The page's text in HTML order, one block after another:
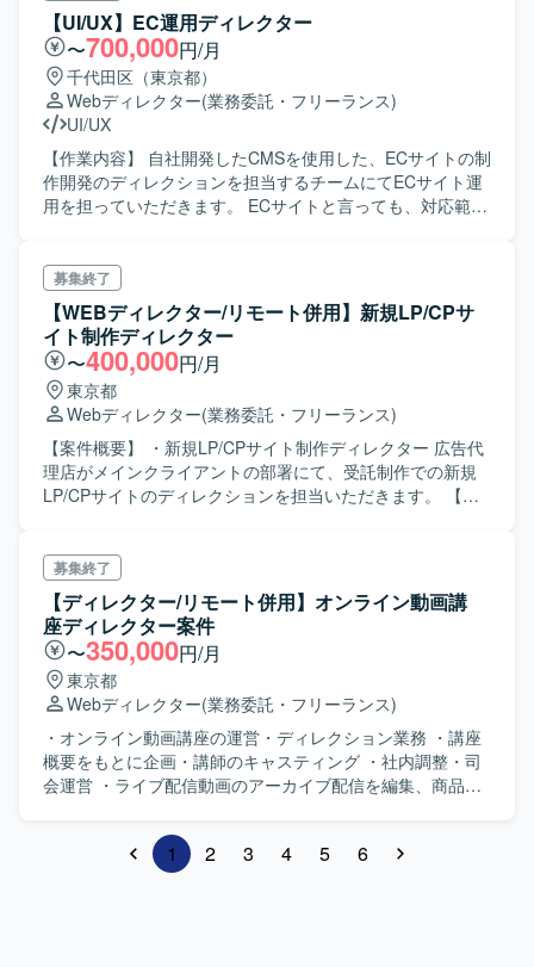
【UI/UX】EC運用ディレクター
〜700,000円/月
千代田区（東京都）
Webディレクター(業務委託・フリーランス)
UI/UX
【作業内容】 自社開発したCMSを使用した、ECサイトの制
作開発のディレクションを担当するチームにてECサイト運
用を担っていただきます。 ECサイトと言っても、対応範囲
サービスとの連携を対応いただきます。 【ポジションの魅
力】 開発は別ベンダが実施する為コーディングはありませ
んが顧客と近く、上流経験を積むことができます。 【求め
る人物像】 ・真面目に取り組める方 ・柔軟性のある方 ・情
報の整理能力が高い方
募集終了
【WEBディレクター/リモート併用】新規LP/CPサ
イト制作ディレクター
〜400,000円/月
東京都
Webディレクター(業務委託・フリーランス)
【案件概要】 ・新規LP/CPサイト制作ディレクター 広告代
理店がメインクライアントの部署にて、受託制作での新規
LP/CPサイトのディレクションを担当いただきます。 【具
募集終了
【ディレクター/リモート併用】オンライン動画講
座ディレクター案件
〜350,000円/月
東京都
Webディレクター(業務委託・フリーランス)
・オンライン動画講座の運営・ディレクション業務 ・講座
概要をもとに企画・講師のキャスティング ・社内調整・司
会運営 ・ライブ配信動画のアーカイブ配信を編集、商品化
1 2 3 4 5 6